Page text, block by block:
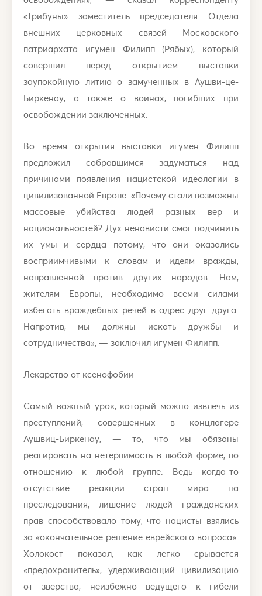
«Трибуны» заместитель председателя Отдела
внешних церковных связей Московского
патриархата игумен Филипп (Рябых), который
совершил перед открытием выставки
заупокойную литию о замученных в Аушви-це-
Биркенау, а также о воинах, погибших при
освобождении заключенных.
Во время открытия выставки игумен Филипп
предложил собравшимся задуматься над
причинами появления нацистской идеологии в
цивилизованной Европе: «Почему стали возможны
массовые убийства людей разных вер и
национальностей? Дух ненависти смог подчинить
их умы и сердца потому, что они оказались
восприимчивыми к словам и идеям вражды,
направленной против других народов. Нам,
жителям Европы, необходимо всеми силами
избегать враждебных речей в адрес друг друга.
Напротив, мы должны искать дружбы и
сотрудничества», — заключил игумен Филипп.
Лекарство от ксенофобии
Самый важный урок, который можно извлечь из
преступлений, совершенных в концлагере
Аушвиц-Биркенау, — то, что мы обязаны
реагировать на нетерпимость в любой форме, по
отношению к любой группе. Ведь когда-то
отсутствие реакции стран мира на
преследования, лишение людей гражданских
прав способствовало тому, что нацисты взялись
за «окончательное решение еврейского вопроса».
Холокост показал, как легко срывается
«предохранитель», удерживающий цивилизацию
от зверства, неизбежно ведущего к гибели